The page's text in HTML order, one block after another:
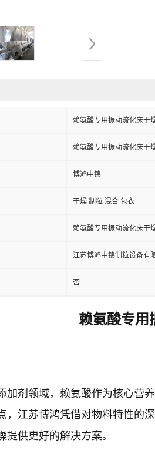
赖氨酸专用振动流化床干
赖氨酸专用振动流化床干
博鸿中锦
干燥 制粒 混合 包衣
赖氨酸专用振动流化床干
江苏博鸿中锦制粒设备有
否
赖氨酸专用
加剂领域，赖氨酸作为核心营
，江苏博鸿凭借对物料特性的
供更好的解决方案。